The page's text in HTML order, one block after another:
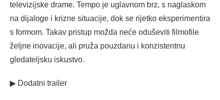
televizijske drame. Tempo je uglavnom brz, s naglaskom
na dijaloge i krizne situacije, dok se rijetko eksperimentira
s formom. Takav pristup možda neće oduševiti filmofile
željne inovacije, ali pruža pouzdanu i konzistentnu
gledateljsku iskustvo.
▶ Dodatni trailer